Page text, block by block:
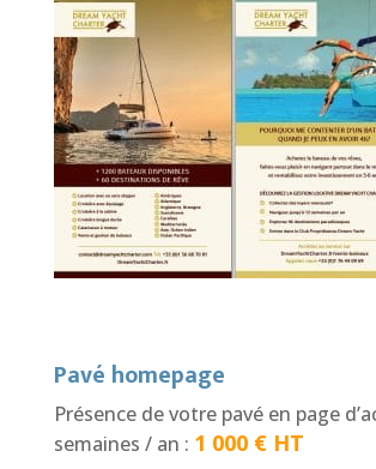
Pavé homepage
Présence de votre pavé en page
semaines / an : 1 000 € HT